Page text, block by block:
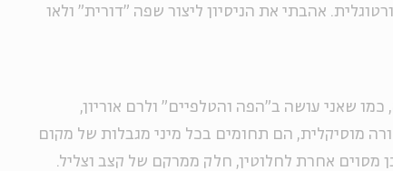
אהבתי את הניסיון ליצור שפה "דורית" ולאו
שאני עושה ב"הפה והטלפיים" ולרם אוריון,
מוסיקלית, הם תחומים בכל מיני מגבלות של מקום
מסוים אחרת לחלוטין, חלק ממרקם של קצב וצליל.